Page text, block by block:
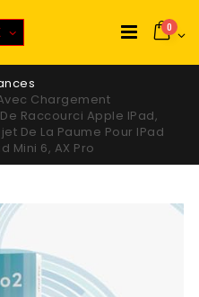
0
Chargement
Raccourci Apple IPad,
De La Paume Pour IPad
Mini 6, AX Pro